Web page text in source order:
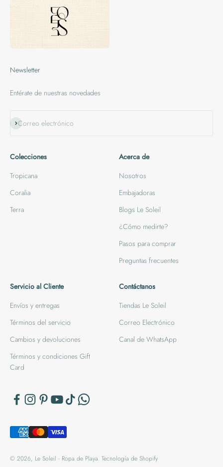
Newsletter
Entérate de nuestras novedades
Correo electrónico
Suscribirse
Colecciones
Tropicana
Coralia
Terra
Acerca de
Nosotros
Embajadoras
Blogs Le Soleil
¿Cómo medirte?
Pasos para comprar
Preguntas frecuentes
Servicio al Cliente
Envíos y entregas
Términos del servicio
Cambios y devoluciones
Términos y condiciones Gift
Card
Contáctanos
Tiendas Le Soleil
Correo Electrónico
Canal de WhatsApp
© 2026, Le Soleil - Ropa de Playa. Tecnología de Shopify